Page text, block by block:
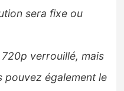
sera fixe ou
verrouillé, mais
pouvez également le